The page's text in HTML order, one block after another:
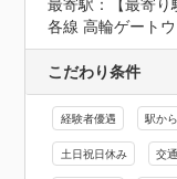
最寄駅：【最寄
各線 高輪ゲート
こだわり条件
経験者優遇 駅か
土日祝日休み 交